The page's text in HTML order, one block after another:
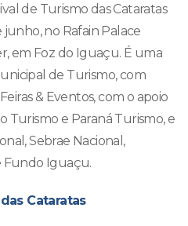
de Turismo das Cataratas
junho, no Rafain Palace
em Foz do Iguaçu. É uma
de Turismo, com
& Eventos, com o apoio
Turismo e Paraná Turismo, e
Sebrae Nacional,
Fundo Iguaçu.
Cataratas